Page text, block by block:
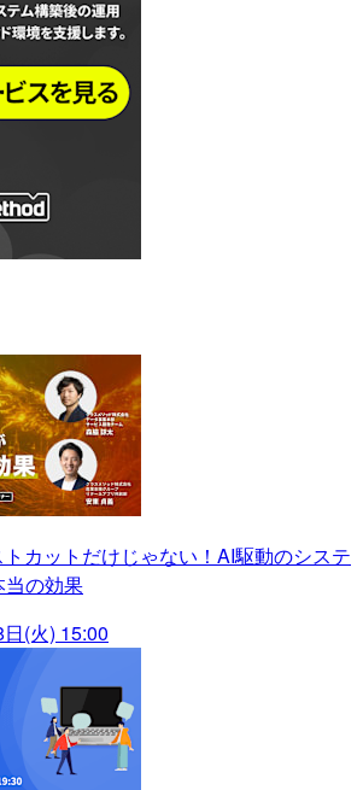
トカットだけじゃない！AI駆動のシステ
当の効果
(火) 15:00